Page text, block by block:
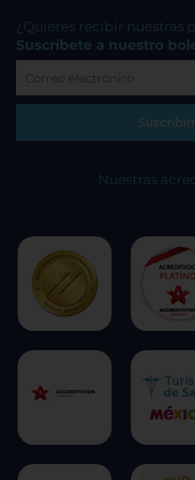
b
o
o
k
a
g
r
a
m
u
b
e
¿Quieres recibir nuestras
Suscríbete a nuestro
electrónico
Nuestras